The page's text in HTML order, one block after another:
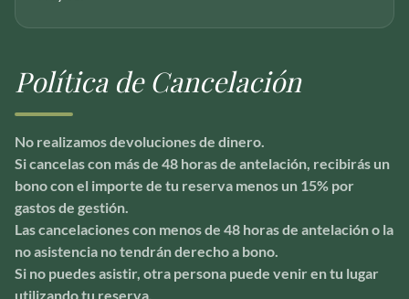
Política de Cancelación
No realizamos devoluciones de dinero.
Si cancelas con más de 48 horas de antelación, recibirás un
bono con el importe de tu reserva menos un 15% por
gastos de gestión.
Las cancelaciones con menos de 48 horas de antelación o la
no asistencia no tendrán derecho a bono.
Si no puedes asistir, otra persona puede venir en tu lugar
utilizando tu reserva.